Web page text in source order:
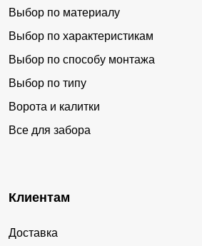
Выбор по материалу
Выбор по характеристикам
Выбор по способу монтажа
Выбор по типу
Ворота и калитки
Все для забора
Клиентам
Доставка